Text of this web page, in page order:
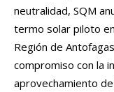
neutralidad, SQM
termo solar piloto
Región de
compromiso con la
aprovechamiento